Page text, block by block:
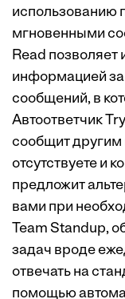
использованию
мгновенными
Read позволяет
информацией за
сообщений, в
Автоответчик
сообщит другим
отсутствуете и
предложит
вами при
Team Standup,
задач вроде
отвечать на
помощью